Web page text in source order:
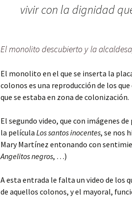
vivir con la dignidad
El monolito descubierto y la
El monolito en el que se inserta la
colonos es una reproducción de los
que se estaba en zona de colonización.
El segundo video, que con imágenes
la película Los santos inocentes, se nos
Mary Martínez entonando con
Angelitos negros, …)
A esta entrada le falta un video de los
de aquellos colonos, y el mayoral,